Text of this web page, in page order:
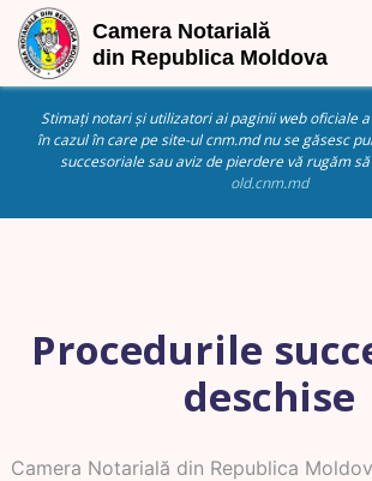
Stimați notari și utilizatori ai paginii web oficiale
în cazul în care pe site-ul cnm.md nu se găsesc
succesoriale sau aviz de pierdere vă rugăm
old.cnm.md
Procedurile
deschise
Camera Notarială din Republica